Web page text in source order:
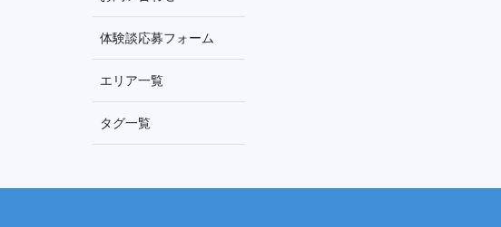
体験談応募フォーム
エリア一覧
タグ一覧